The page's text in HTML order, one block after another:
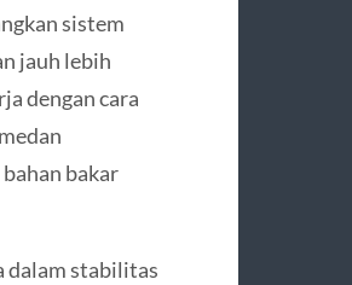
sistem
jauh lebih
dengan cara
bakar
dalam stabilitas